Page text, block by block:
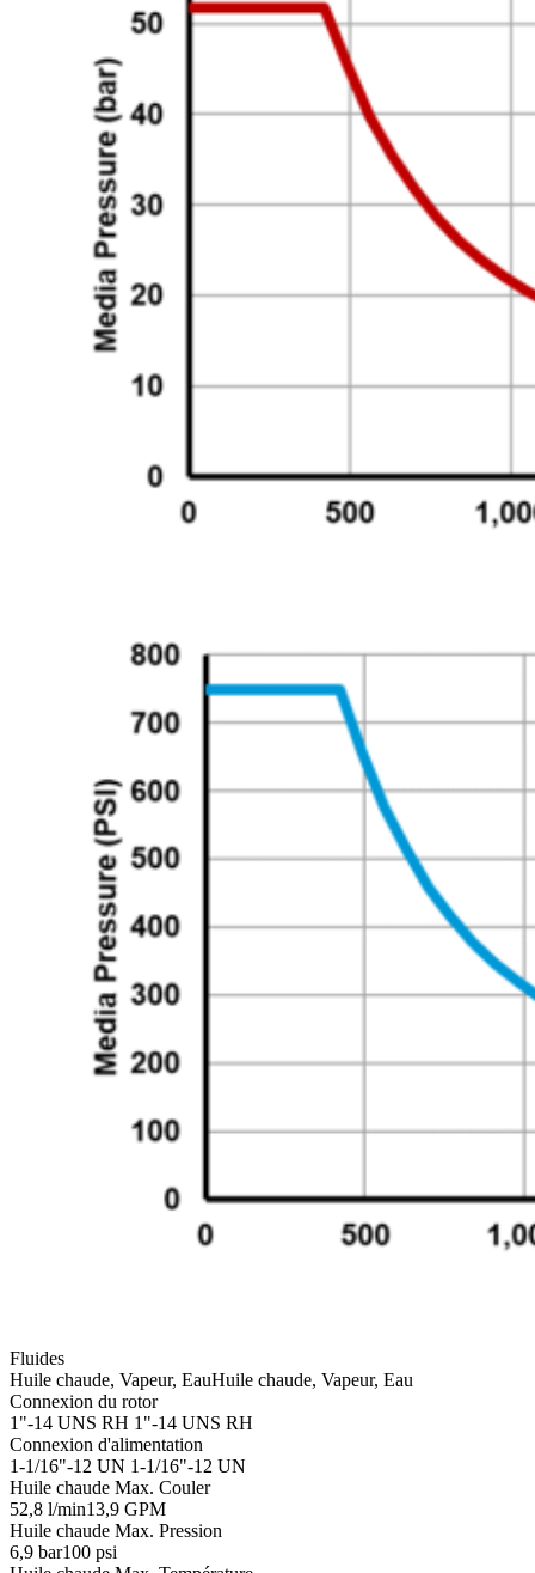
Fluides
Huile chaude, Vapeur, EauHuile chaude, Vapeur, Eau
Connexion du rotor
1"-14 UNS RH 1"-14 UNS RH
Connexion d'alimentation
1-1/16"-12 UN 1-1/16"-12 UN
Huile chaude Max. Couler
52,8 l/min13,9 GPM
Huile chaude Max. Pression
6,9 bar100 psi